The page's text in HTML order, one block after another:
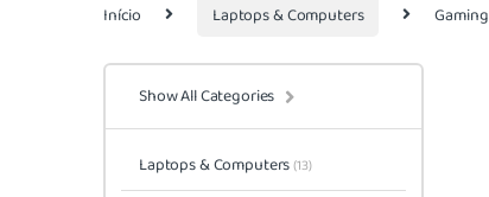
Início Laptops & Computers Gaming
Show All Categories
Laptops & Computers(13)